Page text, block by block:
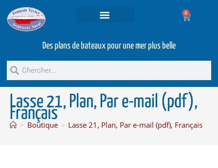
0
Des plans de bateaux pour une mer plus belle
Lasse 21, Plan, Par e-mail (pdf),
Français
> Boutique > Lasse 21, Plan, Par e-mail (pdf), Français